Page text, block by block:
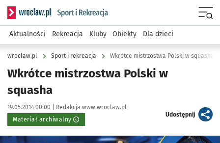
Serwis informacyjny wroclaw.pl podserwis: Sport i rekreacja
Aktualności Rekreacja Kluby Obiekty Dla dzieci
wroclaw.pl Sport i rekreacja Wkrótce mistrzostwa Polski w squasha
Wkrótce mistrzostwa Polski w
squasha
Data publikacji:
19.05.2014 00:00 | Autor:
Redakcja www.wroclaw.pl
Materiał archiwalny
Udostępnijartykuł
Kliknij, aby powiększyć